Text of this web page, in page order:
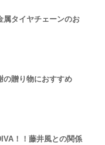
属タイヤチェーンのお
の贈り物におすすめ
！！藤井風との関係